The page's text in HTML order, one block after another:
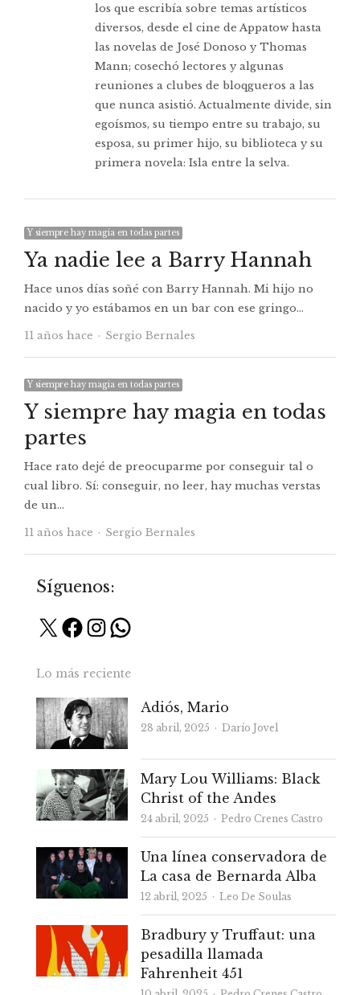
los que escribía sobre temas artísticos
diversos, desde el cine de Appatow hasta
las novelas de José Donoso y Thomas
Mann; cosechó lectores y algunas
reuniones a clubes de bloqgueros a las
que nunca asistió. Actualmente divide, sin
egoísmos, su tiempo entre su trabajo, su
esposa, su primer hijo, su biblioteca y su
primera novela: Isla entre la selva.
Y siempre hay magia en todas partes
Ya nadie lee a Barry Hannah
Hace unos días soñé con Barry Hannah. Mi hijo no
nacido y yo estábamos en un bar con ese gringo…
11 años hace
Autor
Sergio Bernales
Y siempre hay magia en todas partes
Y siempre hay magia en todas
partes
Hace rato dejé de preocuparme por conseguir tal o
cual libro. Sí: conseguir, no leer, hay muchas verstas
de un…
11 años hace
Autor
Sergio Bernales
Síguenos:
X Facebook
Instagram
WhatsApp
Lo más reciente
Adiós, Mario
28 abril, 2025 Autor
Darío Jovel
Mary Lou Williams: Black
Christ of the Andes
24 abril, 2025 Autor
Pedro Crenes Castro
Una línea conservadora de
La casa de Bernarda Alba
12 abril, 2025 Autor
Leo De Soulas
Bradbury y Truffaut: una
pesadilla llamada
Fahrenheit 451